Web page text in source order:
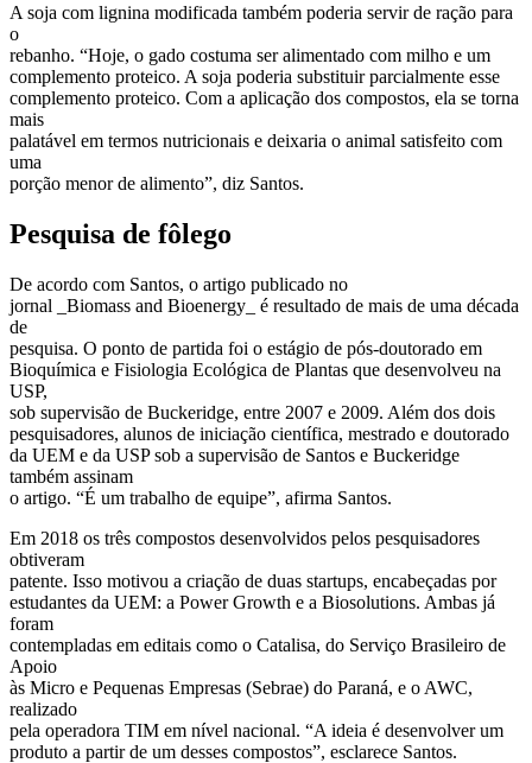
A soja com lignina modificada também poderia servir de ração para
o
rebanho. “Hoje, o gado costuma ser alimentado com milho e um
complemento proteico. A soja poderia substituir parcialmente esse
complemento proteico. Com a aplicação dos compostos, ela se torna
mais
palatável em termos nutricionais e deixaria o animal satisfeito com
uma
porção menor de alimento”, diz Santos.
Pesquisa de fôlego
De acordo com Santos, o artigo publicado no
jornal _Biomass and Bioenergy_ é resultado de mais de uma década
de
pesquisa. O ponto de partida foi o estágio de pós-doutorado em
Bioquímica e Fisiologia Ecológica de Plantas que desenvolveu na
USP,
sob supervisão de Buckeridge, entre 2007 e 2009. Além dos dois
pesquisadores, alunos de iniciação científica, mestrado e doutorado
da UEM e da USP sob a supervisão de Santos e Buckeridge
também assinam
o artigo. “É um trabalho de equipe”, afirma Santos.
Em 2018 os três compostos desenvolvidos pelos pesquisadores
obtiveram
patente. Isso motivou a criação de duas startups, encabeçadas por
estudantes da UEM: a Power Growth e a Biosolutions. Ambas já
foram
contempladas em editais como o Catalisa, do Serviço Brasileiro de
Apoio
às Micro e Pequenas Empresas (Sebrae) do Paraná, e o AWC,
realizado
pela operadora TIM em nível nacional. “A ideia é desenvolver um
produto a partir de um desses compostos”, esclarece Santos.